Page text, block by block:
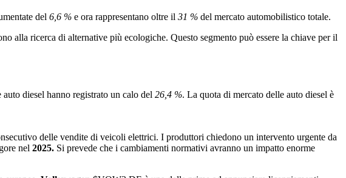
del 6,6 % e ora rappresentano oltre il 31 % del mercato automobilistico totale.
alla ricerca di alternative più ecologiche. Questo segmento può essere la chiave per il
auto diesel hanno registrato un calo del 26,4 %. La quota di mercato delle auto diesel è
delle vendite di veicoli elettrici. I produttori chiedono un intervento urgente da
nel 2025. Si prevede che i cambiamenti normativi avranno un impatto enorme